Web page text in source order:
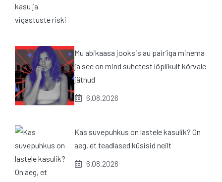
Mu abikaasa jooksis au pair’iga minema
ja see on mind suhetest lõplikult kõrvale
jätnud
6.08.2026
Kas suvepuhkus on lastele kasulik? On
aeg, et teadlased küsisid neilt
6.08.2026